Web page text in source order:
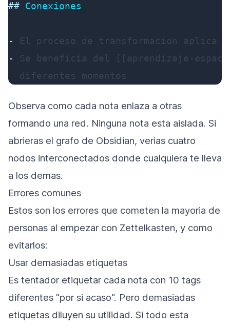
## Conexiones
-
-
Se beneficia del [[aprendizaje-
  diferentes momentos
Observa como cada nota enlaza a otras
formando una red. Ninguna nota esta aislada. Si
abrieras el grafo de Obsidian, verias cuatro
nodos interconectados donde cualquiera te lleva
a los demas.
Errores comunes
Estos son los errores que cometen la mayoria de
personas al empezar con Zettelkasten, y como
evitarlos:
Usar demasiadas etiquetas
Es tentador etiquetar cada nota con 10 tags
diferentes "por si acaso". Pero demasiadas
etiquetas diluyen su utilidad. Si todo esta